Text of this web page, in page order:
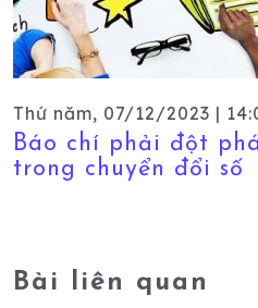
Thứ năm, 07/12/2023 |
Báo chí phải đột
trong chuyển đổi số
Bài liên quan